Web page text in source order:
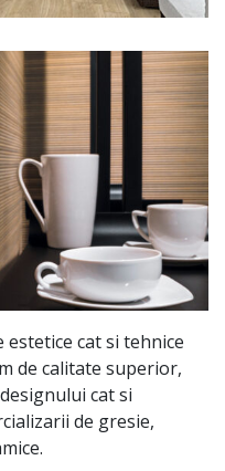
cat si tehnice
de calitate superior,
cat si
de gresie,